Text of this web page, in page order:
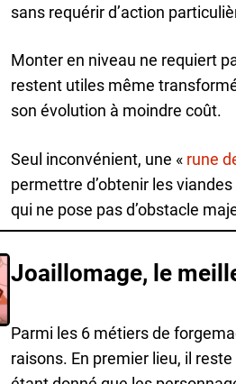
sans requérir d’action
Monter en niveau ne requiert
restent utiles même
son évolution à moindre coût.
Seul inconvénient, une « rune
permettre d’obtenir les
qui ne pose pas d’obstacle
Joaillomage, le
Parmi les 6 métiers de
raisons. En premier lieu, il